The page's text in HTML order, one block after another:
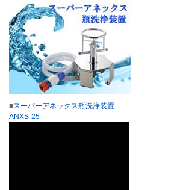
■スーパーアネックス瓶洗浄装置
ANXS-25